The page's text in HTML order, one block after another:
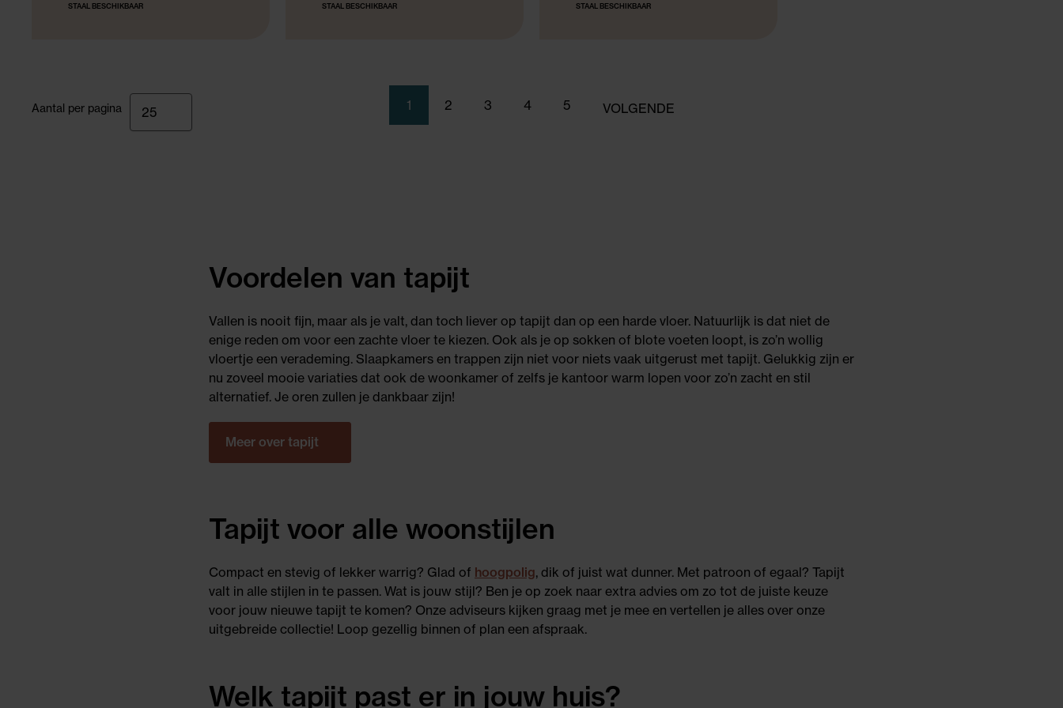
STAAL BESCHIKBAAR STAAL BESCHIKBAAR STAAL BESCHIKBAAR
1 2 3 4 5 VOLGENDE
Aantal per pagina
Voordelen van tapijt
Vallen is nooit fijn, maar als je valt, dan toch liever op tapijt dan op een harde vloer. Natuurlijk is dat niet de
enige reden om voor een zachte vloer te kiezen. Ook als je op sokken of blote voeten loopt, is zo’n wollig
vloertje een verademing. Slaapkamers en trappen zijn niet voor niets vaak uitgerust met tapijt. Gelukkig zijn er
nu zoveel mooie variaties dat ook de woonkamer of zelfs je kantoor warm lopen voor zo’n zacht en stil
alternatief. Je oren zullen je dankbaar zijn!
Meer over tapijt
Tapijt voor alle woonstijlen
Compact en stevig of lekker warrig? Glad of hoogpolig, dik of juist wat dunner. Met patroon of egaal? Tapijt
valt in alle stijlen in te passen. Wat is jouw stijl? Ben je op zoek naar extra advies om zo tot de juiste keuze
voor jouw nieuwe tapijt te komen? Onze adviseurs kijken graag met je mee en vertellen je alles over onze
uitgebreide collectie! Loop gezellig binnen of plan een afspraak.
Welk tapijt past er in jouw huis?